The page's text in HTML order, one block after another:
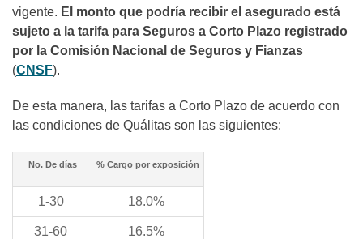
vigente. El monto que podría recibir el asegurado está
sujeto a la tarifa para Seguros a Corto Plazo registrado
por la Comisión Nacional de Seguros y Fianzas
(CNSF).
De esta manera, las tarifas a Corto Plazo de acuerdo con
las condiciones de Quálitas son las siguientes:
No. De días % Cargo por exposición
1-30 18.0%
31-60 16.5%